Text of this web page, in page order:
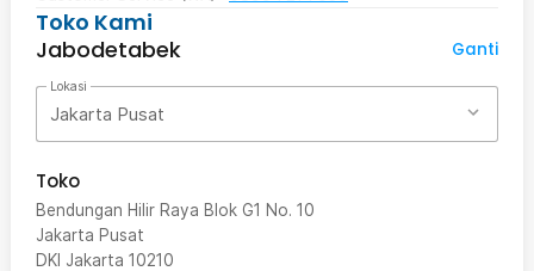
Toko Kami
Jabodetabek
Ganti
Lokasi
Jakarta Pusat
Toko
Bendungan Hilir Raya Blok G1 No. 10
Jakarta Pusat
DKI Jakarta 10210